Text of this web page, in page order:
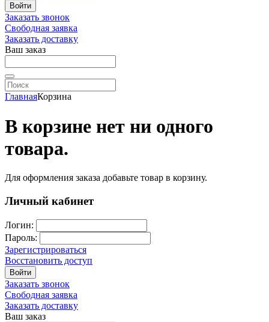
Войти
Заказать звонок
Свободная заявка
Заказать доставку
Ваш заказ
ГлавнаяКорзина
В корзине нет ни одного
товара.
Для оформления заказа добавьте товар в корзину.
Личный кабинет
Логин:
Пароль:
Зарегистрироваться
Восстановить доступ
Войти
Заказать звонок
Свободная заявка
Заказать доставку
Ваш заказ